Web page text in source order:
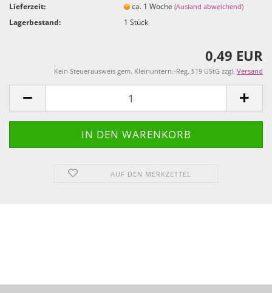
Lieferzeit:
ca. 1 Woche(Ausland abweichend)
Lagerbestand: 1Stück
0,49 EUR
Kein Steuerausweis gem. Kleinuntern.-Reg. §19 UStG zzgl. Versand
AUF DEN MERKZETTEL